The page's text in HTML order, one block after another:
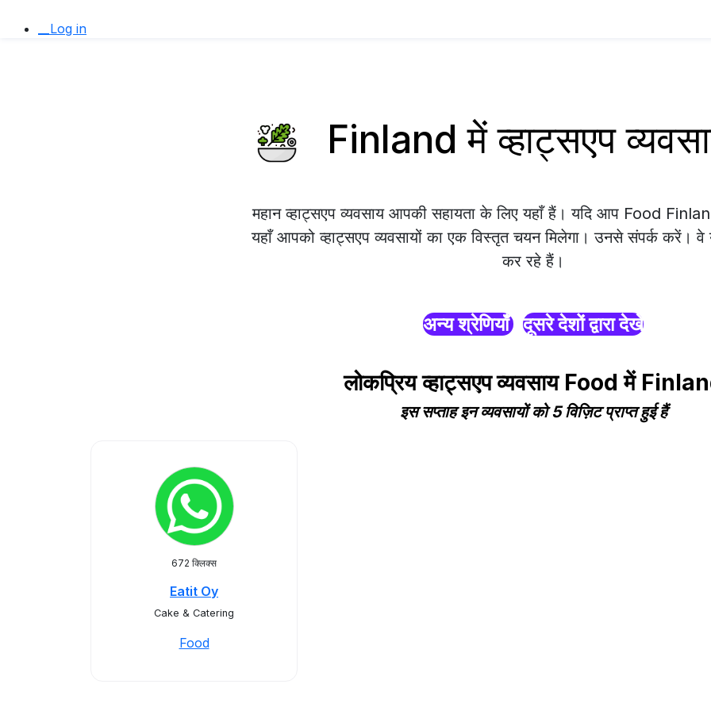
__Log in
Finland में व्हाट्सएप
महान व्हाट्सएप व्यवसाय आपकी सहायता के लिए यहाँ हैं। यदि आप Food
यहाँ आपको व्हाट्सएप व्यवसायों का एक विस्तृत चयन मिलेगा। उनसे संपर्क करें।
कर रहे हैं।
अन्य श्रेणियाँ दूसरे देशों द्वारा देखें
लोकप्रिय व्हाट्सएप व्यवसाय Food में
इस सप्ताह इन व्यवसायों को 5 विज़िट प्राप्त हुई हैं
672 क्लिक्स
Eatit Oy
Cake & Catering
Food